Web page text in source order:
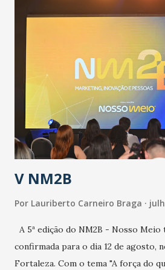
população suspeita e de cuidados
públicos e domiciliares. “Nós não
epidemia comum, como temos em
aumento de casos de dengue,
de uma epidemia com um vírus
contaminação maior que outros
secretário. Segundo ele, é uma
contaminação alta, podendo gerar
população e ao sistema de saúde.
estratificação do risco da doença,
V NM2B
Por Lauriberto Carneiro Braga
A 5ª edição do NM2B - Nosso Meio
confirmada para o dia 12 de agosto,
Fortaleza. Com o tema "A força do